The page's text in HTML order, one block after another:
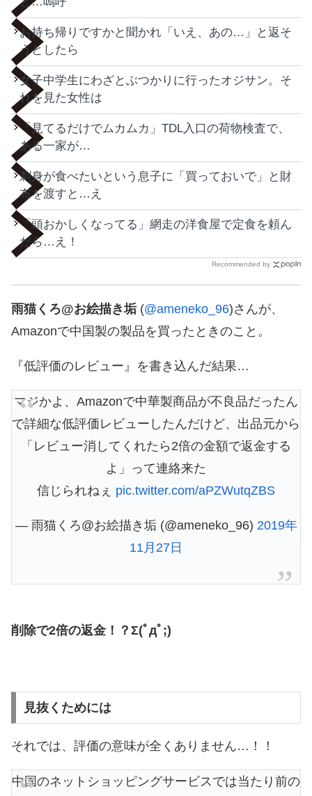
お持ち帰りですかと聞かれ「いえ、あの…」と返そ
うとしたら
女子中学生にわざとぶつかりに行ったオジサン。そ
れを見た女性は
「見てるだけでムカムカ」TDL入口の荷物検査で、
ある一家が…
刺身が食べたいという息子に「買っておいで」と財
布を渡すと…え
「頭おかしくなってる」網走の洋食屋で定食を頼ん
だら…え！
Recommended by
雨猫くろ@お絵描き垢 (@ameneko_96)さんが、
Amazonで中国製の製品を買ったときのこと。
『低評価のレビュー』を書き込んだ結果…
マジかよ、Amazonで中華製商品が不良品だったん
で詳細な低評価レビューしたんだけど、出品元から
「レビュー消してくれたら2倍の金額で返金する
よ」って連絡来た
信じられねぇ pic.twitter.com/aPZWutqZBS
— 雨猫くろ@お絵描き垢 (@ameneko_96) 2019年
11月27日
削除で2倍の返金！？Σ(ﾟдﾟ;)
見抜くためには
それでは、評価の意味が全くありません…！！
中国のネットショッピングサービスでは当たり前の